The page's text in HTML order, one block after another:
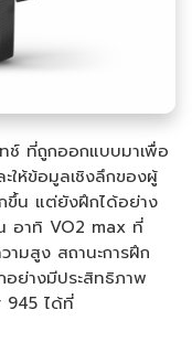
ช์ ที่ถูกออกแบบมาเพื่อ
ให้ข้อมูลเชิงลึกของผู้
ขึ้น แต่ยังฝึกได้อย่าง
อาทิ VO2 max ที่
ามสูง สถานะการฝึก
อย่างมีประสิทธิภาพ
945 ได้ที่